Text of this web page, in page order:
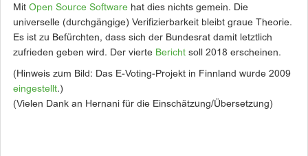
Mit Open Source Software hat dies nichts gemein. Die
universelle (durchgängige) Verifizierbarkeit bleibt graue Theorie.
Es ist zu Befürchten, dass sich der Bundesrat damit letztlich
zufrieden geben wird. Der vierte Bericht soll 2018 erscheinen.
(Hinweis zum Bild: Das E-Voting-Projekt in Finnland wurde 2009
eingestellt.)
(Vielen Dank an Hernani für die Einschätzung/Übersetzung)